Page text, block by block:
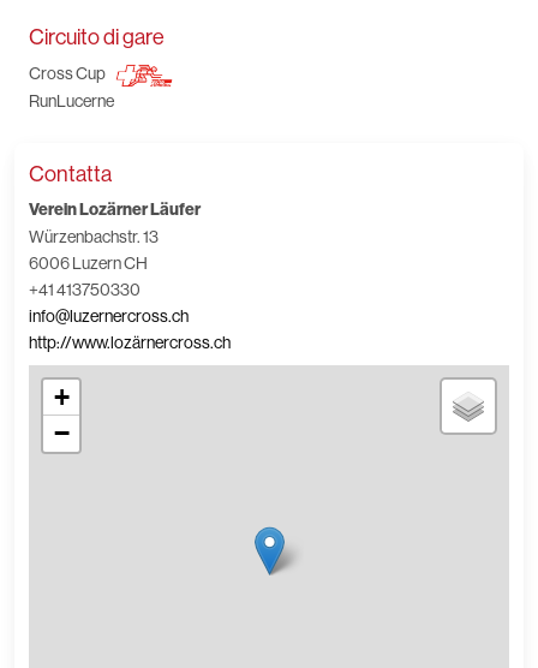
Circuito di gare
Cross Cup
RunLucerne
Contatta
Verein Lozärner Läufer
Würzenbachstr. 13
6006 Luzern CH
+41 413750330
info@luzernercross.ch
http://www.lozärnercross.ch
+
−